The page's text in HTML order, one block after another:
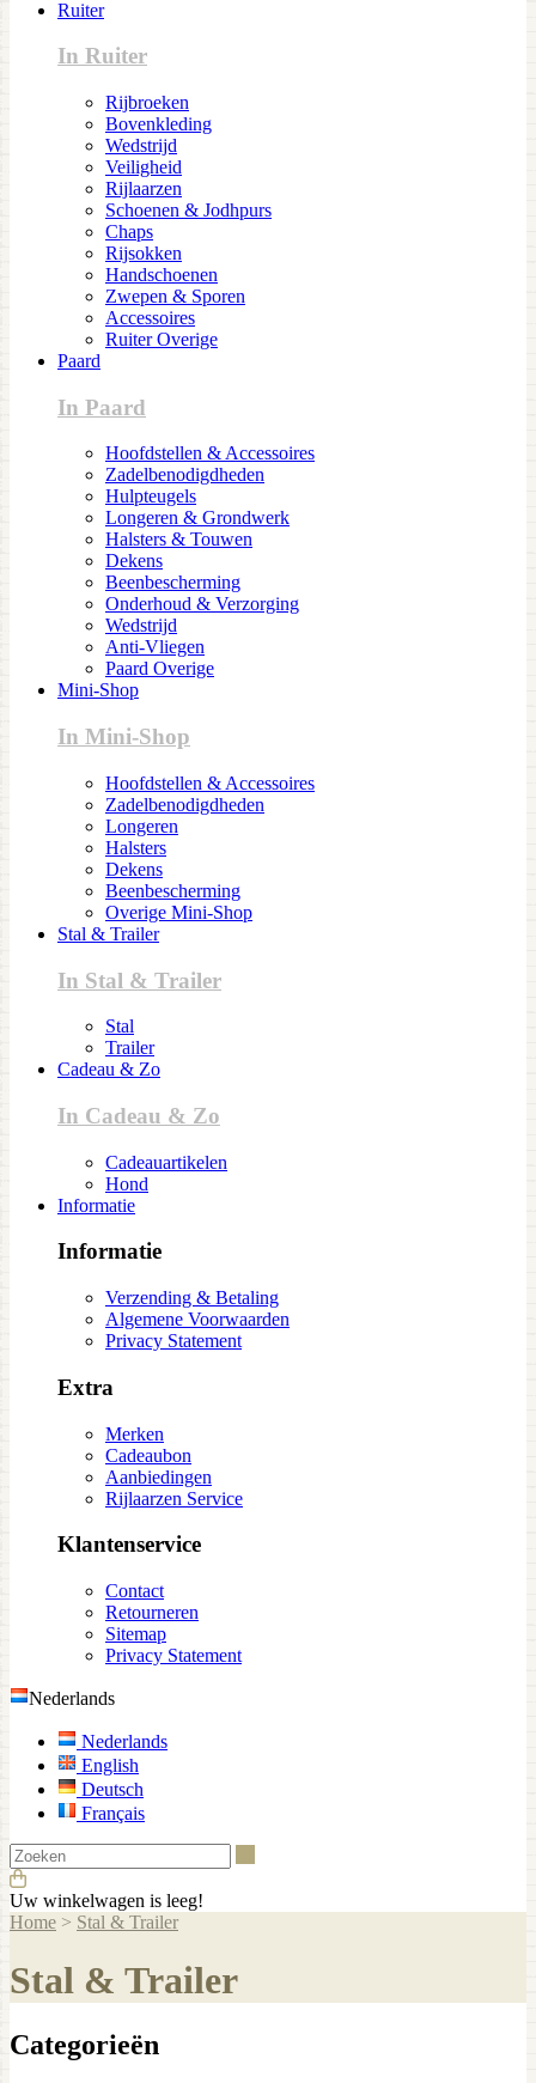
Ruiter
In Ruiter
Rijbroeken
Bovenkleding
Wedstrijd
Veiligheid
Rijlaarzen
Schoenen & Jodhpurs
Chaps
Rijsokken
Handschoenen
Zwepen & Sporen
Accessoires
Ruiter Overige
Paard
In Paard
Hoofdstellen & Accessoires
Zadelbenodigdheden
Hulpteugels
Longeren & Grondwerk
Halsters & Touwen
Dekens
Beenbescherming
Onderhoud & Verzorging
Wedstrijd
Anti-Vliegen
Paard Overige
Mini-Shop
In Mini-Shop
Hoofdstellen & Accessoires
Zadelbenodigdheden
Longeren
Halsters
Dekens
Beenbescherming
Overige Mini-Shop
Stal & Trailer
In Stal & Trailer
Stal
Trailer
Cadeau & Zo
In Cadeau & Zo
Cadeauartikelen
Hond
Informatie
Informatie
Verzending & Betaling
Algemene Voorwaarden
Privacy Statement
Extra
Merken
Cadeaubon
Aanbiedingen
Rijlaarzen Service
Klantenservice
Contact
Retourneren
Sitemap
Privacy Statement
Nederlands
Nederlands
English
Deutsch
Français
Uw winkelwagen is leeg!
Home > Stal & Trailer
Stal & Trailer
Categorieën